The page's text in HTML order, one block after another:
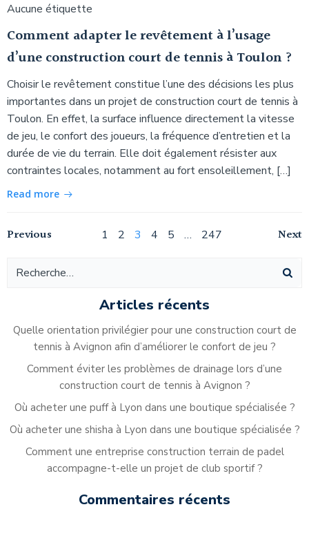
Aucune étiquette
Comment adapter le revêtement à l’usage
d’une construction court de tennis à Toulon ?
Choisir le revêtement constitue l’une des décisions les plus
importantes dans un projet de construction court de tennis à
Toulon. En effet, la surface influence directement la vitesse
de jeu, le confort des joueurs, la fréquence d’entretien et la
durée de vie du terrain. Elle doit également résister aux
contraintes locales, notamment au fort ensoleillement, […]
Read more
Navigation
des
articles
Previous Navigation
des
articles
Page
1 Page
2 Page
3 Page
4 Page
5 … Page
247 Next
Articles récents
Quelle orientation privilégier pour une construction court de
tennis à Avignon afin d’améliorer le confort de jeu ?
Comment éviter les problèmes de drainage lors d’une
construction court de tennis à Avignon ?
Où acheter une puff à Lyon dans une boutique spécialisée ?
Où acheter une shisha à Lyon dans une boutique spécialisée ?
Comment une entreprise construction terrain de padel
accompagne-t-elle un projet de club sportif ?
Commentaires récents